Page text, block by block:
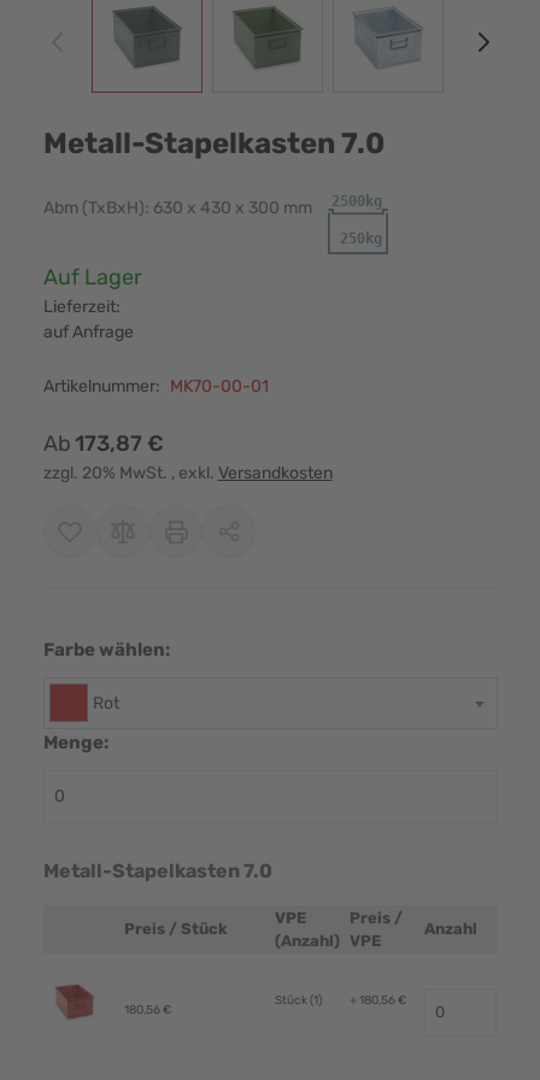
Metall-Stapelkasten 7.0
Abm (TxBxH): 630 x 430 x 300 mm
Verfügbarkeit:
Auf Lager
Lieferzeit:
auf Anfrage
Artikelnummer: MK70-00-01
Ab173,87 €
zzgl. 20% MwSt. , exkl. Versandkosten
Farbe wählen:
Rot
Menge:
Metall-Stapelkasten 7.0
Produktbild
Preis / Stück
VPE
(Anzahl)
Preis /
VPE
Anzahl
180,56 €
Stück (1) + 180,56 €